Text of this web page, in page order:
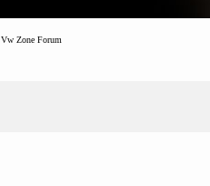
Vw Zone Forum